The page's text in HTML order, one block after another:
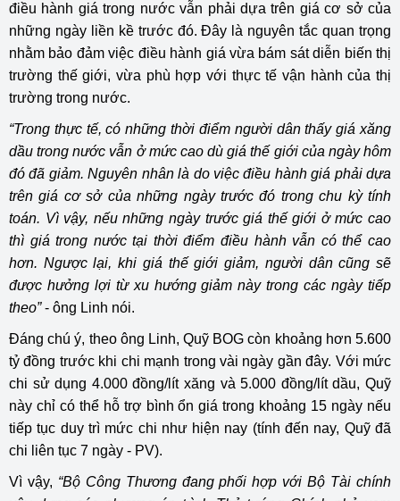
điều hành giá trong nước vẫn phải dựa trên giá cơ sở của
những ngày liền kề trước đó. Đây là nguyên tắc quan trọng
nhằm bảo đảm việc điều hành giá vừa bám sát diễn biến thị
trường thế giới, vừa phù hợp với thực tế vận hành của thị
trường trong nước.
“Trong thực tế, có những thời điểm người dân thấy giá xăng
dầu trong nước vẫn ở mức cao dù giá thế giới của ngày hôm
đó đã giảm. Nguyên nhân là do việc điều hành giá phải dựa
trên giá cơ sở của những ngày trước đó trong chu kỳ tính
toán. Vì vậy, nếu những ngày trước giá thế giới ở mức cao
thì giá trong nước tại thời điểm điều hành vẫn có thể cao
hơn. Ngược lại, khi giá thế giới giảm, người dân cũng sẽ
được hưởng lợi từ xu hướng giảm này trong các ngày tiếp
theo”- ông Linh nói.
Đáng chú ý, theo ông Linh, Quỹ BOG còn khoảng hơn 5.600
tỷ đồng trước khi chi mạnh trong vài ngày gần đây. Với mức
chi sử dụng 4.000 đồng/lít xăng và 5.000 đồng/lít dầu, Quỹ
này chỉ có thể hỗ trợ bình ổn giá trong khoảng 15 ngày nếu
tiếp tục duy trì mức chi như hiện nay (tính đến nay, Quỹ đã
chi liên tục 7 ngày - PV).
Vì vậy, “Bộ Công Thương đang phối hợp với Bộ Tài chính